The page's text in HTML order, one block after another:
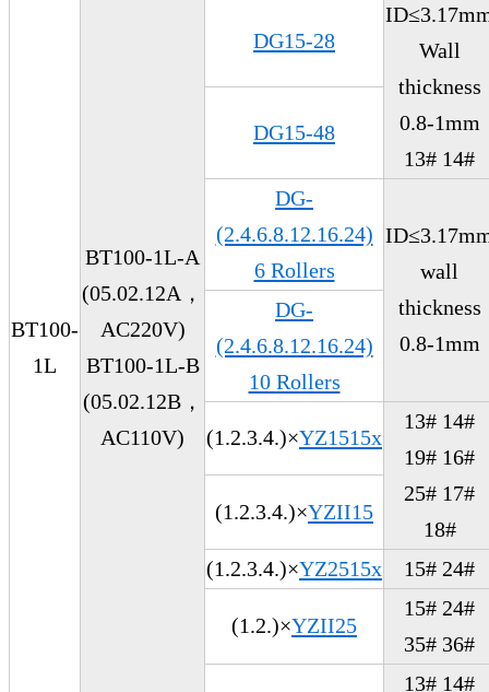
BT100-
1L
BT100-1L-A
(05.02.12A，
AC220V)
BT100-1L-B
(05.02.12B，
AC110V)
DG15-28
Wall
thickness
0.8-1mm
13# 14#
DG15-48
DG-
(2.4.6.8.12.16.24)
6 Rollers
wall
thickness
0.8-1mm
DG-
(2.4.6.8.12.16.24)
10 Rollers
(1.2.3.4.)×YZ1515x
13# 14#
19# 16#
25# 17#
18#
(1.2.3.4.)×YZII15
(1.2.3.4.)×YZ2515x 15# 24#
(1.2.)×YZII25
15# 24#
35# 36#
13# 14#